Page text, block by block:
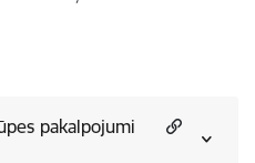
pakalpojumi